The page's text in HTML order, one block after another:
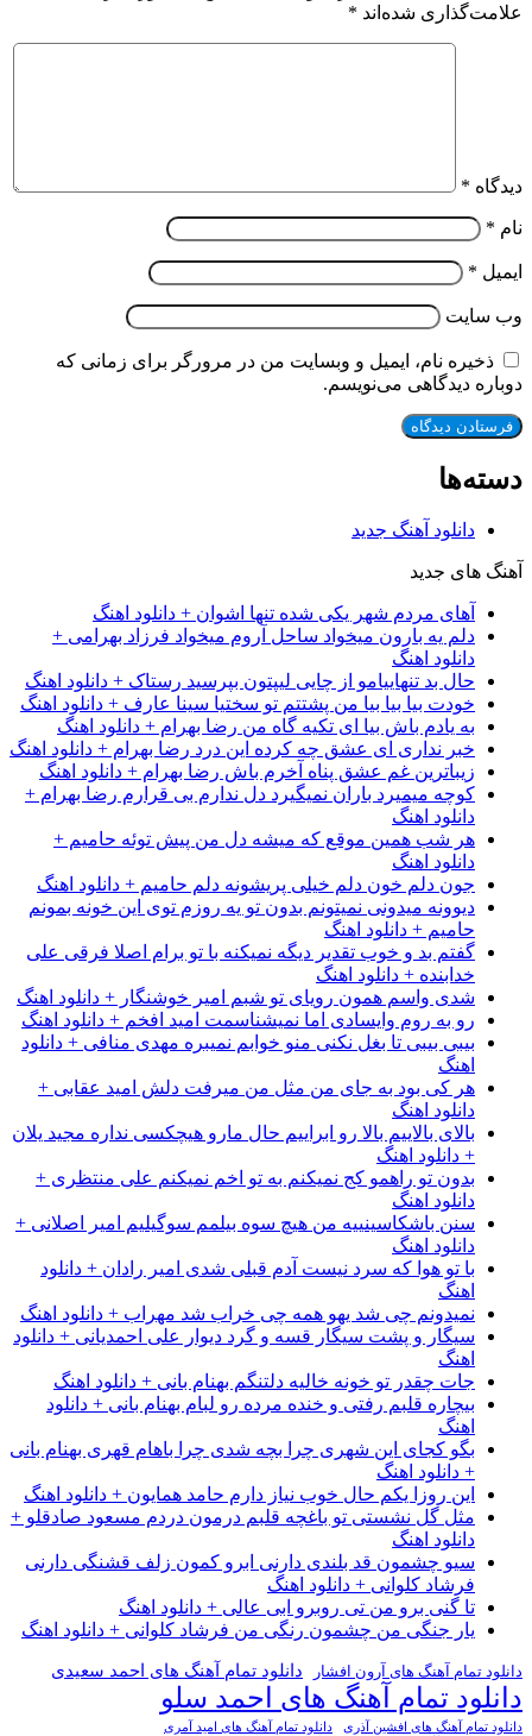
شده‌اند*
*
*
نام، ایمیل و وبسایت من در مرورگر برای زمانی که
دیدگاهی می‌نویسم.
دانلود آهنگ جدید
های جدید
آهای مردم شهر یکی شده تنها اشوان + دانلود اهنگ
دلم یه بارون میخواد ساحل آروم میخواد فرزاد بهرامی +
دانلود اهنگ
حال بد تنهاییامو از چایی لیپتون بپرسید رستاک + دانلود اهنگ
خودت بیا بیا بیا من پشتتم تو سختیا سینا عارف + دانلود اهنگ
به یادم باش بیا ای تکیه گاه من رضا بهرام + دانلود اهنگ
خبر نداری ای عشق چه کرده این درد رضا بهرام + دانلود اهنگ
زیباترین غم عشق پناه آخرم باش رضا بهرام + دانلود اهنگ
کوچه میمیرد باران نمیگیرد دل ندارم بی قرارم رضا بهرام +
دانلود اهنگ
هر شب همین موقع که میشه دل من پیش توئه حامیم +
دانلود اهنگ
جون دلم خون دلم خیلی پریشونه دلم حامیم + دانلود اهنگ
دیوونه میدونی نمیتونم بدون تو یه روزم توی این خونه بمونم
حامیم + دانلود اهنگ
گفتم بد و خوب تقدیر دیگه نمیکنه با تو برام اصلا فرقی علی
خدابنده + دانلود اهنگ
شدی واسم همون رویای تو شبم امیر خوشنگار + دانلود اهنگ
رو به روم وایسادی اما نمیشناسمت امید افخم + دانلود اهنگ
بیبی بیبی تا بغل نکنی منو خوابم نمیبره مهدی منافی + دانلود
هر کی بود به جای من مثل من میرفت دلش امید عقابی +
دانلود اهنگ
بالای بالاییم بالا رو ابراییم حال مارو هیچکسی نداره مجید یلان
+ دانلود اهنگ
بدون تو راهمو کج نمیکنم به تو اخم نمیکنم علی منتظری +
دانلود اهنگ
سنن باشکاسینییه من هیچ سوه بیلمم سوگیلیم امیر اصلانی +
دانلود اهنگ
با تو هوا که سرد نیست آدم قبلی شدی امیر رادان + دانلود
نمیدونم چی شد یهو همه چی خراب شد مهراب + دانلود اهنگ
سیگار و پشت سیگار قسه و گرد دیوار علی احمدیانی + دانلود
جات چقدر تو خونه خالیه دلتنگم بهنام بانی + دانلود اهنگ
بیچاره قلبم رفتی و خنده مرده رو لبام بهنام بانی + دانلود
بگو کجای این شهری چرا بچه شدی چرا باهام قهری بهنام بانی
+ دانلود اهنگ
این روزا یکم حال خوب نیاز دارم حامد همایون + دانلود اهنگ
مثل گل نشستی تو باغچه قلبم درمون دردم مسعود صادقلو +
دانلود اهنگ
سیو چشمون قد بلندی دارنی ابرو کمون زلف قشنگی دارنی
فرشاد کلوانی + دانلود اهنگ
تا گنی برو من تی روبرو ابی عالی + دانلود اهنگ
یار جنگی من چشمون رنگی من فرشاد کلوانی + دانلود اهنگ
تمام آهنگ های آرون افشار دانلود تمام آهنگ های احمد سعیدی
تمام آهنگ های احمد سلو
تمام آهنگ های افشین آذری دانلود تمام آهنگ های امید آمری